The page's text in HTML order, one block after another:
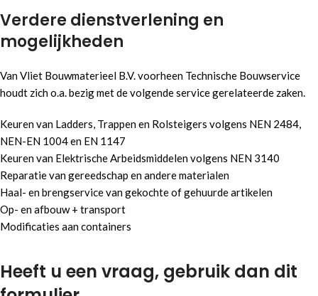
Verdere dienstverlening en
mogelijkheden
Van Vliet Bouwmaterieel B.V. voorheen Technische Bouwservice
houdt zich o.a. bezig met de volgende service gerelateerde zaken.
Keuren van Ladders, Trappen en Rolsteigers volgens NEN 2484,
NEN-EN 1004 en EN 1147
Keuren van Elektrische Arbeidsmiddelen volgens NEN 3140
Reparatie van gereedschap en andere materialen
Haal- en brengservice van gekochte of gehuurde artikelen
Op- en afbouw + transport
Modificaties aan containers
Heeft u een vraag, gebruik dan dit